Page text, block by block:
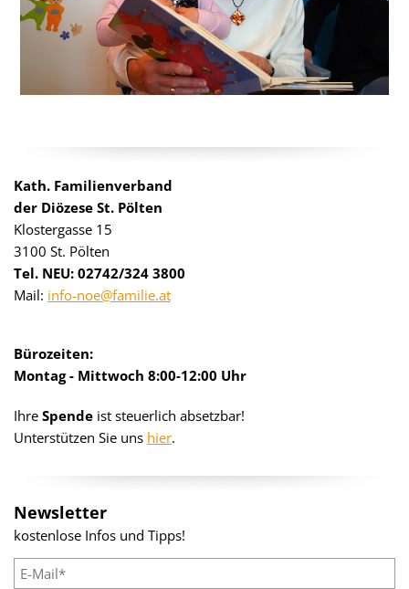
Kath. Familienverband
der Diözese St. Pölten
Klostergasse 15
3100 St. Pölten
Tel. NEU: 02742/324 3800
Mail: info-noe@familie.at
Bürozeiten:
Montag - Mittwoch 8:00-12:00 Uhr
Ihre Spende ist steuerlich absetzbar!
Unterstützen Sie uns hier.
Newsletter
kostenlose Infos und Tipps!